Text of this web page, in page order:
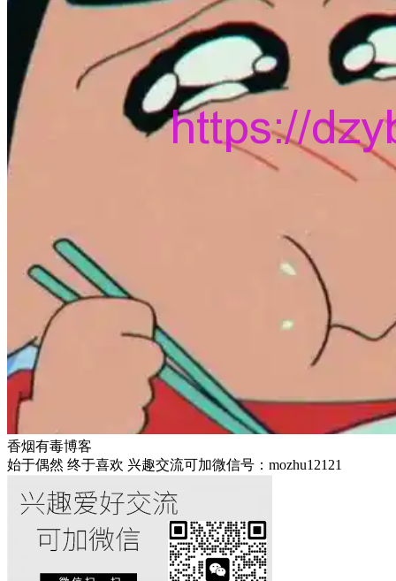
香烟有毒博客
始于偶然 终于喜欢 兴趣交流可加微信号：mozhu12121